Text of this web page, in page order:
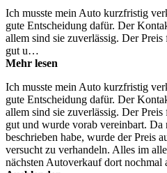
Ich musste mein Auto kurzfristig
gute Entscheidung dafür. Der
allem sind sie zuverlässig. Der
gut u…
Mehr lesen
Ich musste mein Auto kurzfristig
gute Entscheidung dafür. Der
allem sind sie zuverlässig. Der
gut und wurde vorab vereinbart.
beschrieben habe, wurde der Preis
versucht zu verhandeln. Alles im
nächsten Autoverkauf dort nochmal